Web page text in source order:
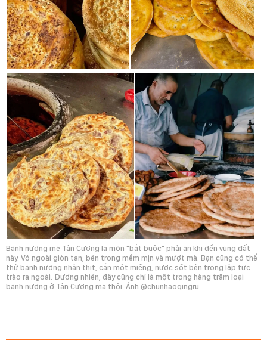
Bánh nướng mè Tân Cương là món "bắt buộc" phải ăn khi đến vùng đất
này. Vỏ ngoài giòn tan, bên trong mềm mịn và mượt mà. Bạn cũng có thể
thử bánh nướng nhân thịt, cắn một miếng, nước sốt bên trong lập tức
trào ra ngoài. Đương nhiên, đây cũng chỉ là một trong hàng trăm loại
bánh nướng ở Tân Cương mà thôi. Ảnh @chunhaoqingru